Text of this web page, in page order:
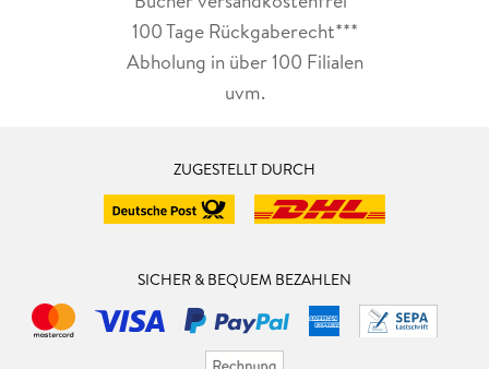
100 Tage Rückgaberecht***
Abholung in über 100 Filialen
uvm.
ZUGESTELLT DURCH
SICHER & BEQUEM BEZAHLEN